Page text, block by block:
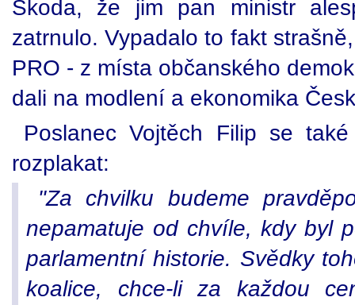
Škoda, že jim pan ministr
zatrnulo. Vypadalo to fakt
PRO - z místa občanského
dali na modlení a ekonomika
Poslanec Vojtěch Filip se
rozplakat:
"Za chvilku budeme
nepamatuje od chvíle, kdy byl
parlamentní historie. Svědky
koalice, chce-li za každou